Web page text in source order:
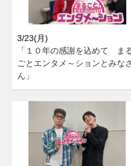
3/23(月)
「１０年の感謝を込めて ま
ごとエンタメ～ションとみなさ
ん」